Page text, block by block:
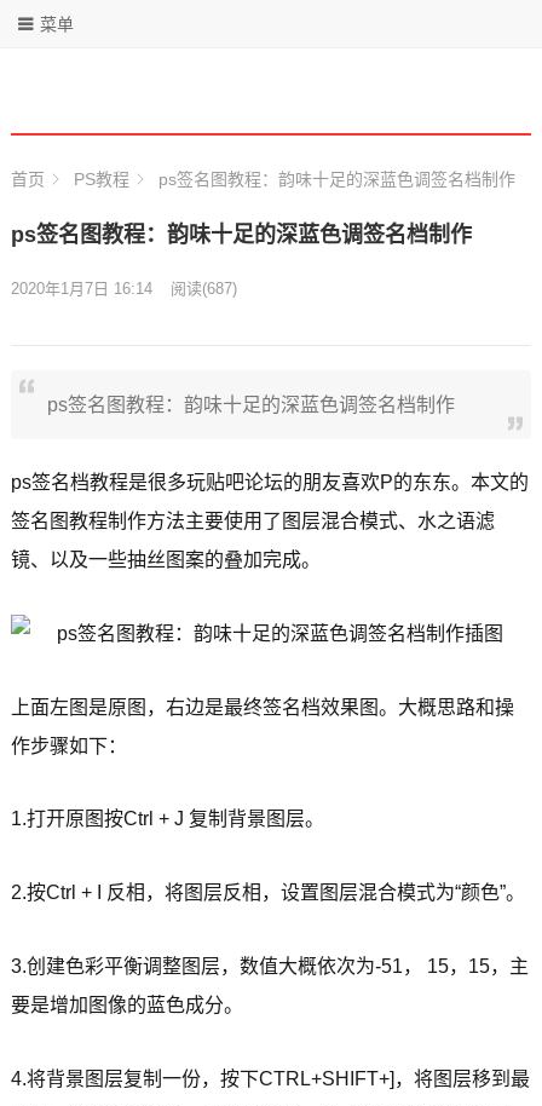
菜单
首页 PS教程 ps签名图教程：韵味十足的深蓝色调签名档制作
ps签名图教程：韵味十足的深蓝色调签名档制作
2020年1月7日 16:14 阅读(687)
ps签名图教程：韵味十足的深蓝色调签名档制作
ps签名档教程是很多玩贴吧论坛的朋友喜欢P的东东。本文的
签名图教程制作方法主要使用了图层混合模式、水之语滤
镜、以及一些抽丝图案的叠加完成。
上面左图是原图，右边是最终签名档效果图。大概思路和操
作步骤如下：
1.打开原图按Ctrl + J 复制背景图层。
2.按Ctrl + I 反相，将图层反相，设置图层混合模式为“颜色”。
3.创建色彩平衡调整图层，数值大概依次为-51， 15，15，主
要是增加图像的蓝色成分。
4.将背景图层复制一份，按下CTRL+SHIFT+]，将图层移到最